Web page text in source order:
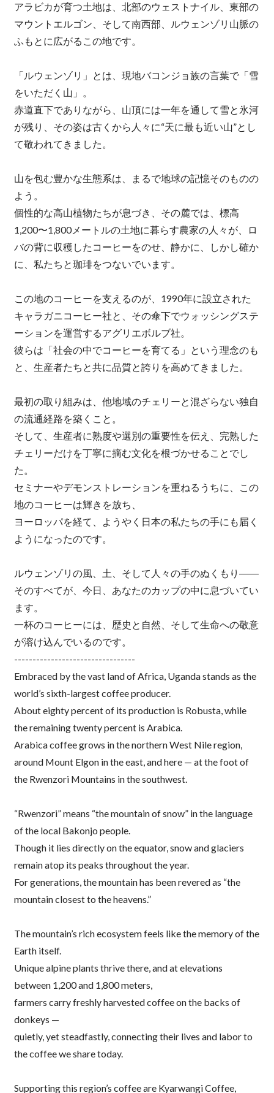
アラビカが育つ土地は、北部のウェストナイル、東部の
マウントエルゴン、そして南西部、ルウェンゾリ山脈の
ふもとに広がるこの地です。
「ルウェンゾリ」とは、現地バコンジョ族の言葉で「雪
をいただく山」。
赤道直下でありながら、山頂には一年を通して雪と氷河
が残り、その姿は古くから人々に“天に最も近い山”とし
て敬われてきました。
山を包む豊かな生態系は、まるで地球の記憶そのものの
よう。
個性的な高山植物たちが息づき、その麓では、標高
1,200〜1,800メートルの土地に暮らす農家の人々が、ロ
バの背に収穫したコーヒーをのせ、静かに、しかし確か
に、私たちと珈琲をつないでいます。
この地のコーヒーを支えるのが、1990年に設立された
キャラガニコーヒー社と、その傘下でウォッシングステ
ーションを運営するアグリエボルブ社。
彼らは「社会の中でコーヒーを育てる」という理念のも
と、生産者たちと共に品質と誇りを高めてきました。
最初の取り組みは、他地域のチェリーと混ざらない独自
の流通経路を築くこと。
そして、生産者に熟度や選別の重要性を伝え、完熟した
チェリーだけを丁寧に摘む文化を根づかせることでし
た。
セミナーやデモンストレーションを重ねるうちに、この
地のコーヒーは輝きを放ち、
ヨーロッパを経て、ようやく日本の私たちの手にも届く
ようになったのです。
ルウェンゾリの風、土、そして人々の手のぬくもり――
そのすべてが、今日、あなたのカップの中に息づいてい
ます。
一杯のコーヒーには、歴史と自然、そして生命への敬意
が溶け込んでいるのです。
---------------------------------
Embraced by the vast land of Africa, Uganda stands as the
world’s sixth-largest coffee producer.
About eighty percent of its production is Robusta, while
the remaining twenty percent is Arabica.
Arabica coffee grows in the northern West Nile region,
around Mount Elgon in the east, and here — at the foot of
the Rwenzori Mountains in the southwest.
“Rwenzori” means “the mountain of snow” in the language
of the local Bakonjo people.
Though it lies directly on the equator, snow and glaciers
remain atop its peaks throughout the year.
For generations, the mountain has been revered as “the
mountain closest to the heavens.”
The mountain’s rich ecosystem feels like the memory of the
Earth itself.
Unique alpine plants thrive there, and at elevations
between 1,200 and 1,800 meters,
farmers carry freshly harvested coffee on the backs of
donkeys —
quietly, yet steadfastly, connecting their lives and labor to
the coffee we share today.
Supporting this region’s coffee are Kyarwangi Coffee,